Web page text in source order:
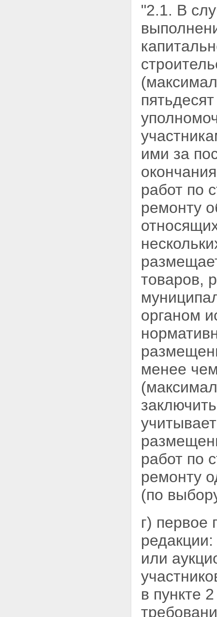
"2.1. В
ими за
работ по
ремонту
товаров,
органом
менее
работ по
ремонту
(по
г)
или
в пункте